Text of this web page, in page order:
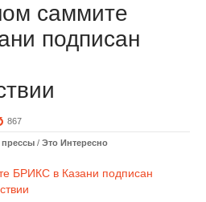
саммите
подписан
867
прессы / Это Интересно